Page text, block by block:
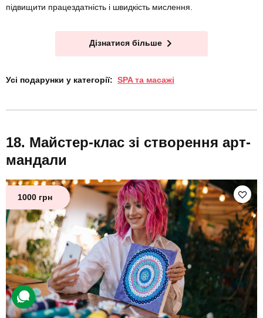
підвищити працездатність і швидкість мислення.
Дізнатися більше
Усі подарунки у категорії: SPA та масажі
Майстер-клас зі створення арт-
мандали
1000 грн